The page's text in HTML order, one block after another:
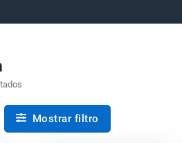
Mostrar filtro